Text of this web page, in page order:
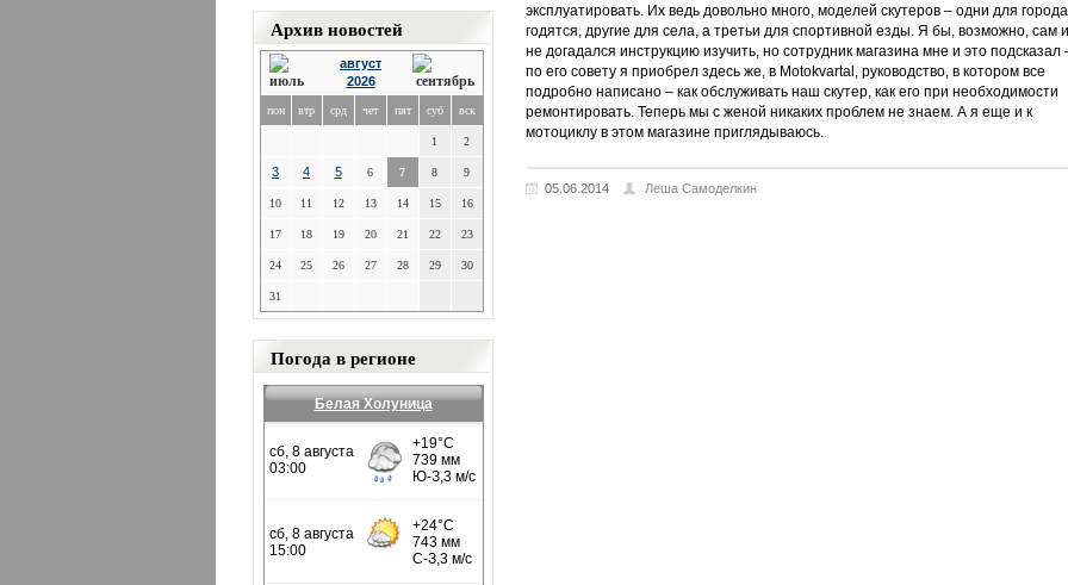
Архив новостей
август
2026
пон втр срд чет пят суб вск
1 2
3 4 5 6 7 8 9
10 11 12 13 14 15 16
17 18 19 20 21 22 23
24 25 26 27 28 29 30
31
Погода в регионе
Белая Холуница
эксплуатировать. Их ведь довольно много, моделей скутеров – одни для города
годятся, другие для села, а третьи для спортивной езды. Я бы, возможно, сам и
не догадался инструкцию изучить, но сотрудник магазина мне и это подсказал
по его совету я приобрел здесь же, в Motokvartal, руководство, в котором все
подробно написано – как обслуживать наш скутер, как его при необходимости
ремонтировать. Теперь мы с женой никаких проблем не знаем. А я еще и к
мотоциклу в этом магазине приглядываюсь.
05.06.2014 Леша Самоделкин